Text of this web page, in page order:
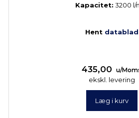
Kapacitet: 3200 l/
Hent datablad
435,00 u/
ekskl. levering
Læg i kurv